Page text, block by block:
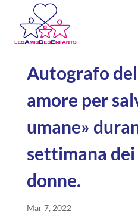
Autografo
amore per
umane»
settimana
donne.
Mar 7, 2022